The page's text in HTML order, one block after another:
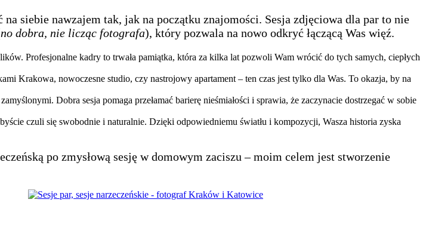
siebie nawzajem tak, jak na początku znajomości. Sesja zdjęciowa dla par to nie
no dobra, nie licząc fotografa), który pozwala na nowo odkryć łączącą Was więź.
Profesjonalne kadry to trwała pamiątka, która za kilka lat pozwoli Wam wrócić do tych samych, ciepłych
Krakowa, nowoczesne studio, czy nastrojowy apartament – ten czas jest tylko dla Was. To okazja, by na
Dobra sesja pomaga przełamać barierę nieśmiałości i sprawia, że zaczynacie dostrzegać w sobie
czuli się swobodnie i naturalnie. Dzięki odpowiedniemu światłu i kompozycji, Wasza historia zyska
po zmysłową sesję w domowym zaciszu – moim celem jest stworzenie